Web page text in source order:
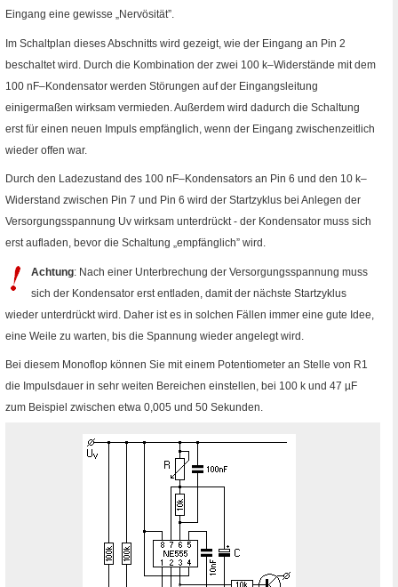
Eingang eine gewisse „Nervösität”.
Im Schaltplan dieses Abschnitts wird gezeigt, wie der Eingang an Pin 2
beschaltet wird. Durch die Kombination der zwei 100 k–Widerstände mit dem
100 nF–Kondensator werden Störungen auf der Eingangsleitung
einigermaßen wirksam vermieden. Außerdem wird dadurch die Schaltung
erst für einen neuen Impuls empfänglich, wenn der Eingang zwischenzeitlich
wieder offen war.
Durch den Ladezustand des 100 nF–Kondensators an Pin 6 und den 10 k–
Widerstand zwischen Pin 7 und Pin 6 wird der Startzyklus bei Anlegen der
Versorgungsspannung Uv wirksam unterdrückt - der Kondensator muss sich
erst aufladen, bevor die Schaltung „empfänglich” wird.
Achtung: Nach einer Unterbrechung der Versorgungsspannung muss
sich der Kondensator erst entladen, damit der nächste Startzyklus
wieder unterdrückt wird. Daher ist es in solchen Fällen immer eine gute Idee,
eine Weile zu warten, bis die Spannung wieder angelegt wird.
Bei diesem Monoflop können Sie mit einem Potentiometer an Stelle von R1
die Impulsdauer in sehr weiten Bereichen einstellen, bei 100 k und 47 µF
zum Beispiel zwischen etwa 0,005 und 50 Sekunden.